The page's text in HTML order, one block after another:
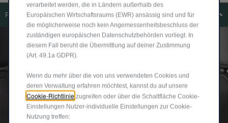
PARKVIEW® RÜCKFAHRKAMERA
verarbeitet werden, die in Ländern außerhalb des
Europäischen Wirtschaftsraums (EWR) ansässig sind und für
die möglicherweise noch kein Angemessenheitsbeschluss der
zuständigen europäischen Datenschutzbehörden vorliegt. In
diesem Fall beruht die Übermittlung auf deiner Zustimmung
(Art. 49.1a GDPR).
Wenn du mehr über die von uns verwendeten Cookies und
deren Verwaltung erfahren möchtest, kannst du auf unsere
Cookie-Richtlinie zugreifen oder über die Schaltfläche Cookie-
Einstellungen Nutzer-individuelle Einstellungen zur Cookie-
Nutzung treffen: